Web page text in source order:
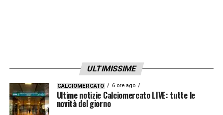
La sfida contro il Sassuolo diventa dunque
una tappa cruciale non solo per la classifica,
ma anche per la crescita personale di
ULTIMISSIME
CALCIOMERCATO 6 ore ago
Ultime notizie Calciomercato LIVE: tutte le
novità del giorno